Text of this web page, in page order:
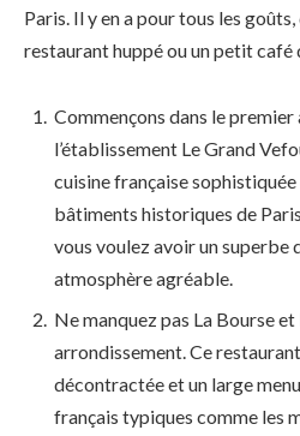
Paris. Il y en a pour tous les
restaurant huppé ou un petit café
Commençons dans le
l’établissement Le Grand
cuisine française sophistiquée
bâtiments historiques de
vous voulez avoir un superbe
atmosphère agréable.
Ne manquez pas La Bourse et
arrondissement. Ce
décontractée et un large
français typiques comme les